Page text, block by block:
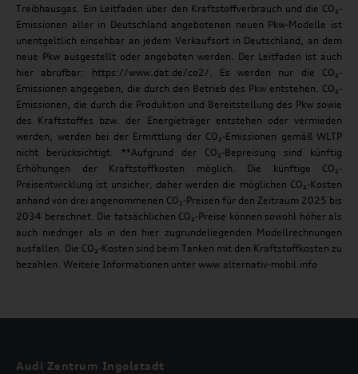
Treibhausgas. Ein Leitfaden über den Kraftstoffverbrauch und die CO₂-
Emissionen aller in Deutschland angebotenen neuen Pkw-Modelle ist
unentgeltlich einsehbar an jedem Verkaufsort in Deutschland, an dem
neue Pkw ausgestellt oder angeboten werden. Der Leitfaden ist auch
hier abrufbar: https://www.dat.de/co2/. Es werden nur die CO₂-
Emissionen angegeben, die durch den Betrieb des Pkw entstehen. CO₂-
Emissionen, die durch die Produktion und Bereitstellung des Pkw sowie
des Kraftstoffes bzw. der Energieträger entstehen oder vermieden
werden, werden bei der Ermittlung der CO₂-Emissionen gemäß WLTP
nicht berücksichtigt. **Aufgrund der CO₂-Bepreisung sind künftig
Erhöhungen der Kraftstoffkosten möglich. Die künftige CO₂-
Preisentwicklung ist unsicher, daher werden die möglichen CO₂-Kosten
anhand von drei angenommenen CO₂-Preisen für den Zeitraum 2025 bis
2034 berechnet. Die tatsächlichen CO₂-Preise können sowohl höher als
auch niedriger als in den hier zugrundeliegenden Modellrechnungen
ausfallen. Die CO₂-Kosten sind beim Tanken mit den Kraftstoffkosten zu
bezahlen. Weitere Informationen unter www.alternativ-mobil.info
Audi Zentrum Ingolstadt